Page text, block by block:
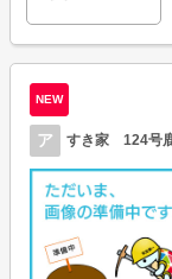
NEW
ア すき家 124号